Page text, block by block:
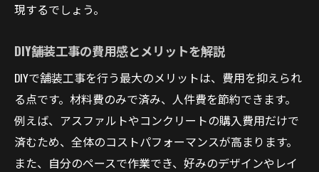
現するでしょう。
DIY舗装工事の費用感とメリットを解説
DIYで舗装工事を行う最大のメリットは、費用を抑えられ
る点です。材料費のみで済み、人件費を節約できます。
例えば、アスファルトやコンクリートの購入費用だけで
済むため、全体のコストパフォーマンスが高まります。
また、自分のペースで作業でき、好みのデザインやレイ